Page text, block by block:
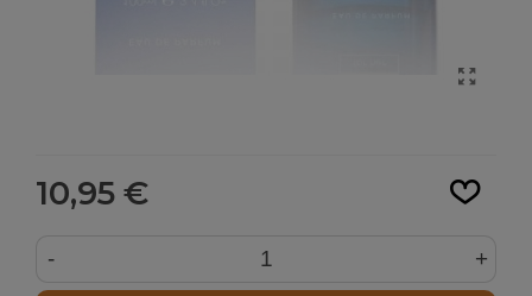
10,95 €
- +